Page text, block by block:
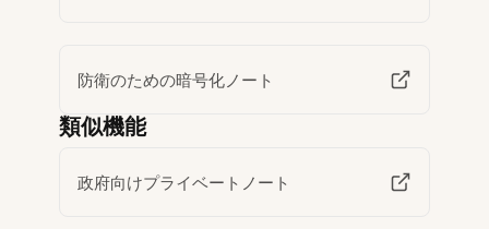
防衛のための暗号化ノート
類似機能
政府向けプライベートノート